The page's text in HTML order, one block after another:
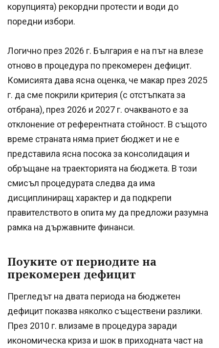
корупцията) рекордни протести и води до
поредни избори.
Логично през 2026 г. България е на път на влезе
отново в процедура по прекомерен дефицит.
Комисията дава ясна оценка, че макар през 2025
г. да сме покрили критерия (с отстъпката за
отбрана), през 2026 и 2027 г. очакваното е за
отклонение от референтната стойност. В същото
време страната няма приет бюджет и не е
представила ясна посока за консолидация и
обръщане на траекторията на бюджета. В този
смисъл процедурата следва да има
дисциплиниращ характер и да подкрепи
правителството в опита му да предложи разумна
рамка на държавните финанси.
Поуките от периодите на
прекомерен дефицит
Прегледът на двата периода на бюджетен
дефицит показва няколко съществени разлики.
През 2010 г. влизаме в процедура заради
икономическа криза и шок в приходната част на